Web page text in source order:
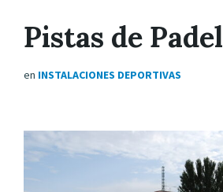
Pistas de Padel
en INSTALACIONES DEPORTIVAS